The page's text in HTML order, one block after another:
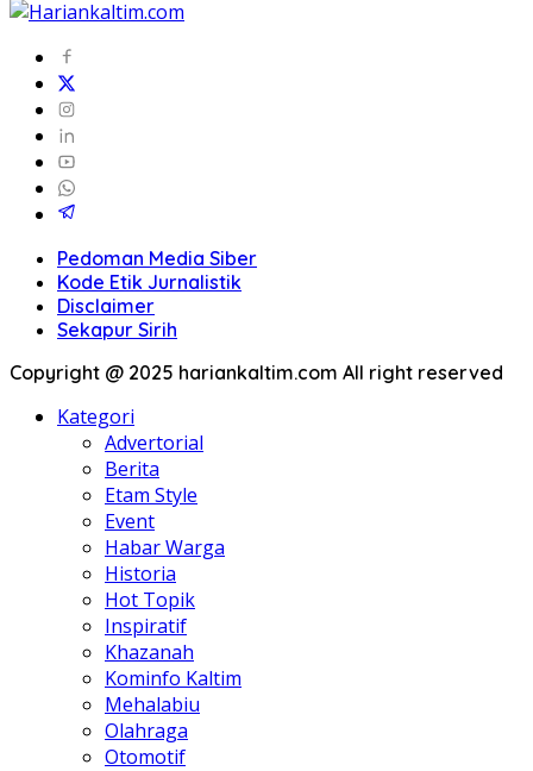
Pedoman Media Siber
Kode Etik Jurnalistik
Disclaimer
Sekapur Sirih
Copyright @ 2025 hariankaltim.com All right reserved
Kategori
Advertorial
Berita
Etam Style
Event
Habar Warga
Historia
Hot Topik
Inspiratif
Khazanah
Kominfo Kaltim
Mehalabiu
Olahraga
Otomotif